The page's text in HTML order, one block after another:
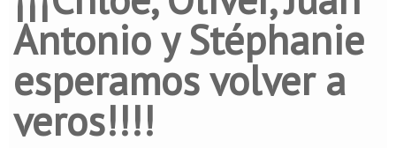
Antonio y Stéphanie
esperamos volver a
veros!!!!